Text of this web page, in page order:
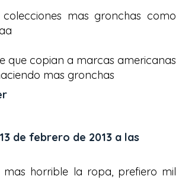
mas gronchas como
que copian a marcas americanas
mas gronchas
13 de febrero de 2013 a las
mas horrible la ropa, prefiero mil